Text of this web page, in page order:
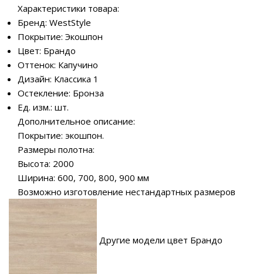
Характеристики товара:
Бренд: WestStyle
Покрытие: Экошпон
Цвет: Брандо
Оттенок: Капучино
Дизайн: Классика 1
Остекление: Бронза
Ед. изм.: шт.
Дополнительное описание:
Покрытие: экошпон.
Размеры полотна:
Высота: 2000
Ширина: 600, 700, 800, 900 мм
Возможно изготовление нестандартных размеров
Другие модели цвет Брандо